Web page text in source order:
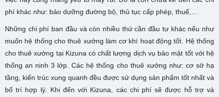
phí khác như: bảo dưỡng đường bộ, thủ tục cấp phép, thuế,…
Những chi phí ban đầu và còn nhiều thứ cần đầu tư khác nếu như
muốn hệ thống cho thuê xưởng làm cơ khí hoạt động tốt. Hệ thống
cho thuê xưởng tại Kizuna có chất lượng dịch vụ bảo mật tốt với hệ
thống an ninh 3 lớp. Các hệ thống cho thuê xưởng như: cơ sở hạ
tầng, kiến trúc xung quanh đều được sử dụng sản phẩm tốt nhất và
bố trí hợp lý. Khi đến với Kizuna, các chi phí sẽ được hỗ trợ và